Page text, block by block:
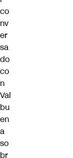
co
nv
er
sa
do
co
n
Val
bu
en
a
so
br